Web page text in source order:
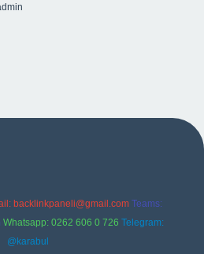
backlinkpaneli@gmail.com Teams:
Whatsapp: 0262 606 0 726 Telegram:
@karabul